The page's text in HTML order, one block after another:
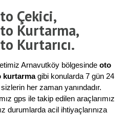
Çekici,
Kurtarma,
Kurtarıcı.
Arnavutköy bölgesinde oto
kurtarmagibi konularda 7 gün 24
her zaman yanındadır.
gps ile takip edilen araçlarımız
durumlarda acil ihtiyaçlarınıza